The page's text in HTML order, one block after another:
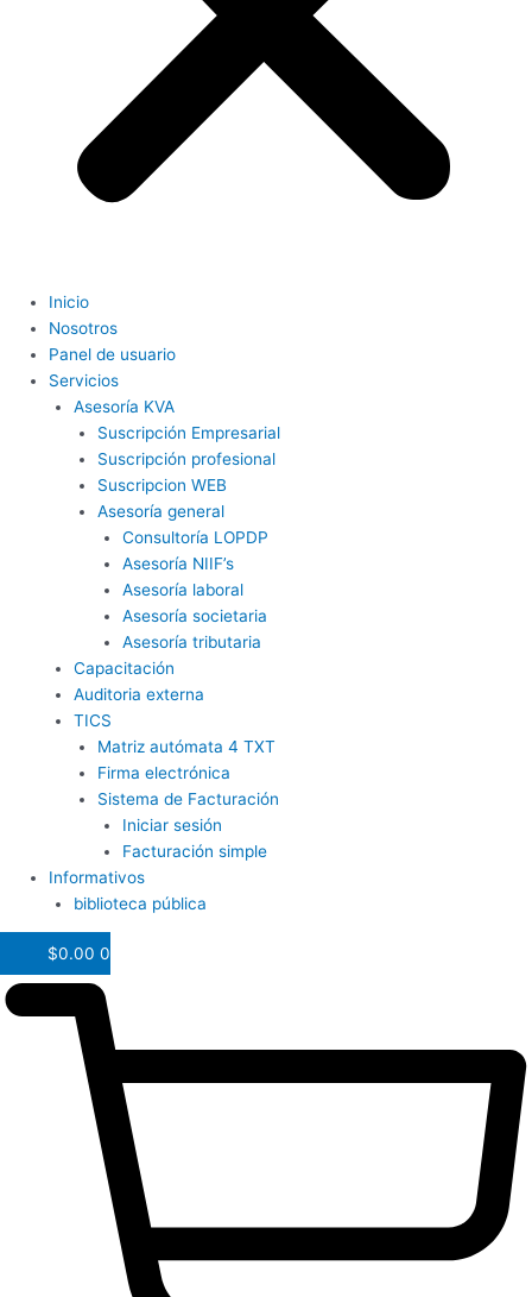
Inicio
Nosotros
Panel de usuario
Servicios
Asesoría KVA
Suscripción Empresarial
Suscripción profesional
Suscripcion WEB
Asesoría general
Consultoría LOPDP
Asesoría NIIF’s
Asesoría laboral
Asesoría societaria
Asesoría tributaria
Capacitación
Auditoria externa
TICS
Matriz autómata 4 TXT
Firma electrónica
Sistema de Facturación
Iniciar sesión
Facturación simple
Informativos
biblioteca pública
$0.00 0